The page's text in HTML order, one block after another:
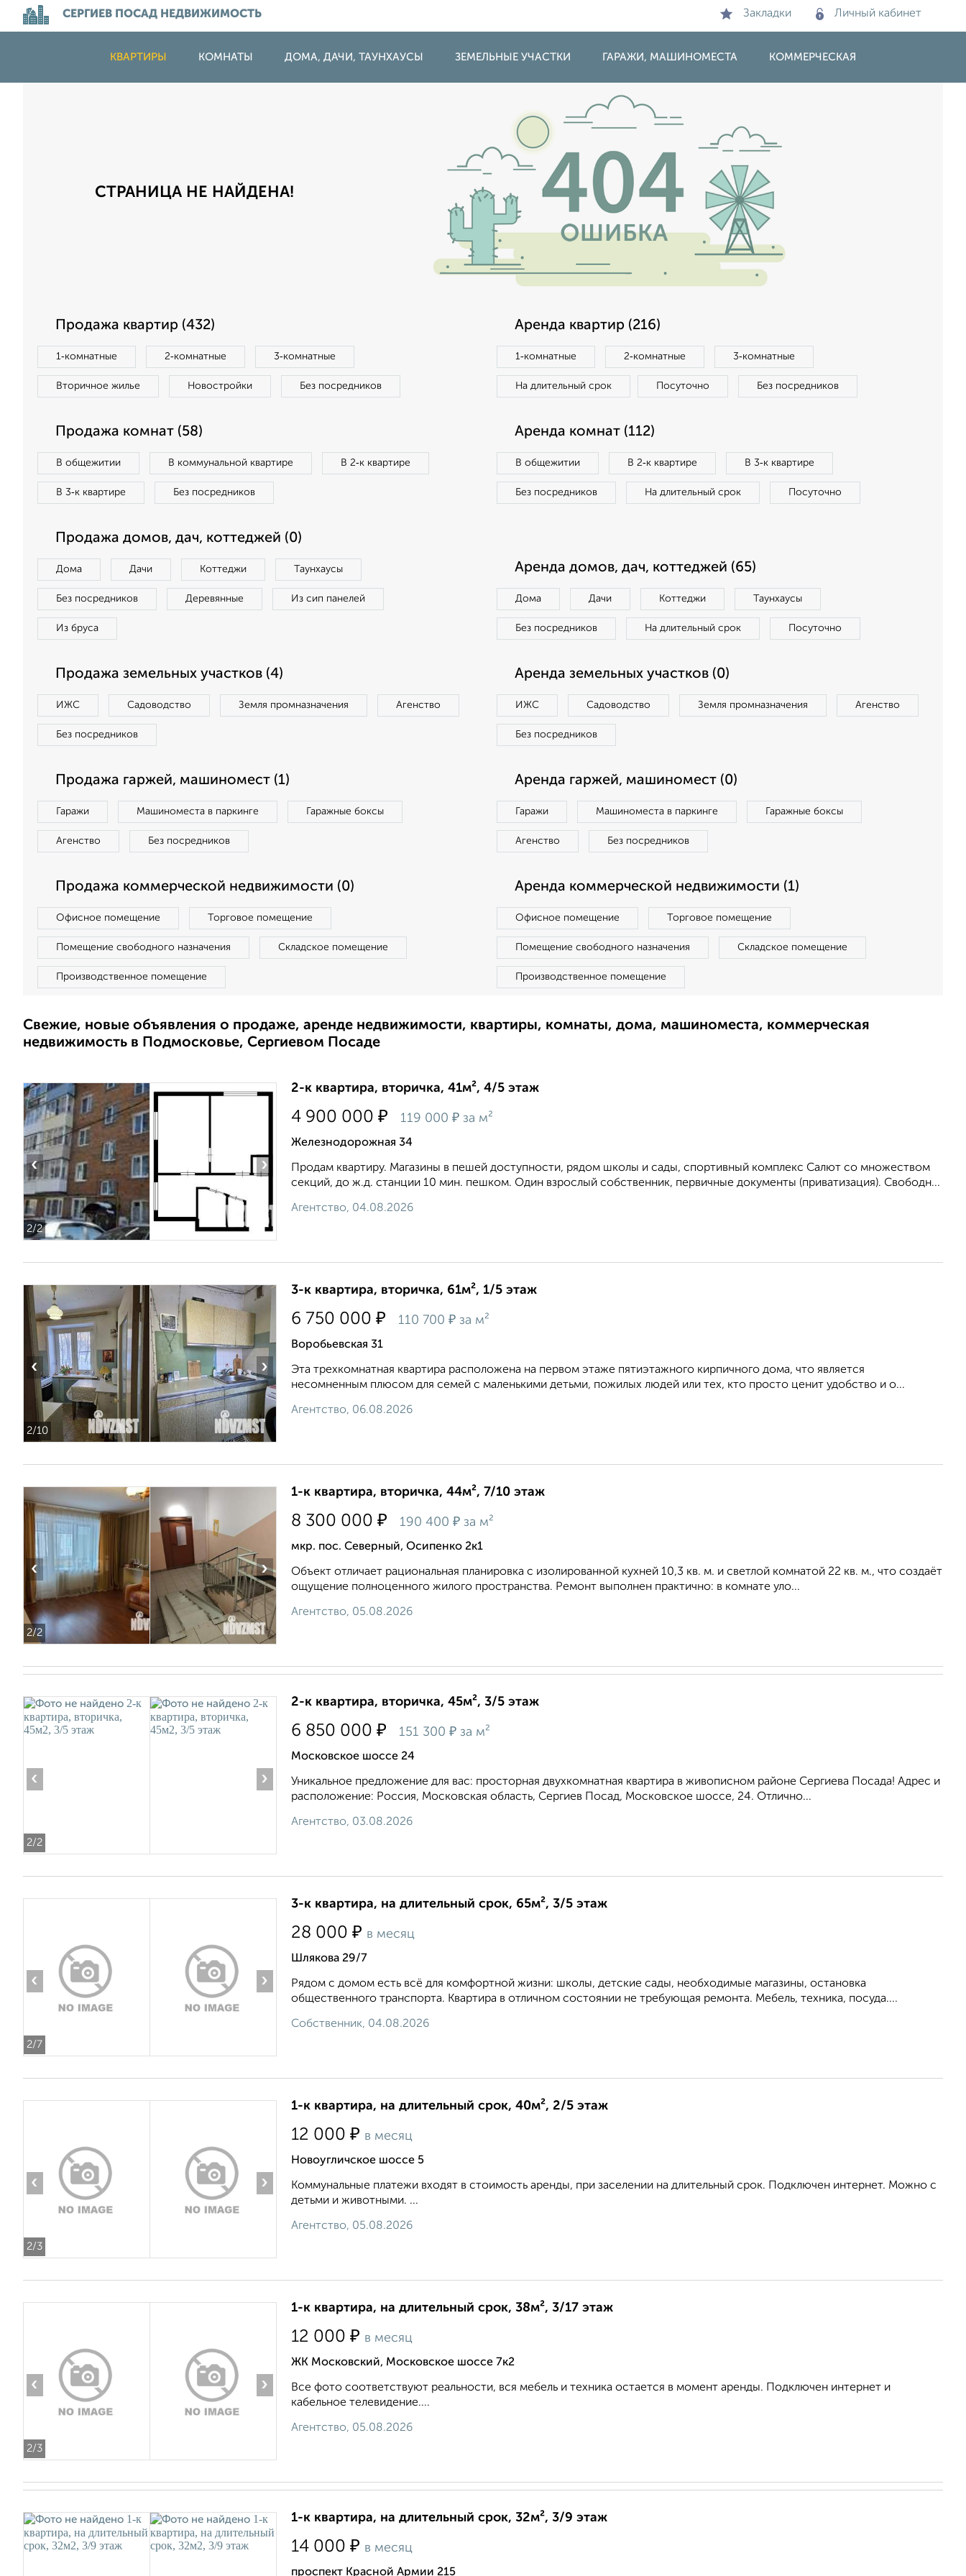
СЕРГИЕВ ПОСАД НЕДВИЖИМОСТЬ Закладки Личный кабинет
КВАРТИРЫ КОМНАТЫ ДОМА, ДАЧИ, ТАУНХАУСЫ ЗЕМЕЛЬНЫЕ УЧАСТКИ ГАРАЖИ, МАШИНОМЕСТА КОММЕРЧЕСКАЯ
СТРАНИЦА НЕ НАЙДЕНА!
Продажа квартир (432)
1‑комнатные 2‑комнатные 3‑комнатные
Вторичное жилье Новостройки Без посредников
Аренда квартир (216)
1‑комнатные 2‑комнатные 3‑комнатные
На длительный срок Посуточно Без посредников
Продажа комнат (58)
В общежитии В коммунальной квартире В 2‑к квартире
В 3‑к квартире Без посредников
Аренда комнат (112)
В общежитии В 2‑к квартире В 3‑к квартире
Без посредников На длительный срок Посуточно
Продажа домов, дач, коттеджей (0)
Дома Дачи Коттеджи Таунхаусы
Без посредников Деревянные Из сип панелей
Из бруса
Аренда домов, дач, коттеджей (65)
Дома Дачи Коттеджи Таунхаусы
Без посредников На длительный срок Посуточно
Продажа земельных участков (4)
ИЖС Садоводство Земля промназначения Агенство
Без посредников
Аренда земельных участков (0)
ИЖС Садоводство Земля промназначения Агенство
Без посредников
Продажа гаржей, машиномест (1)
Гаражи Машиноместа в паркинге Гаражные боксы
Агенство Без посредников
Аренда гаржей, машиномест (0)
Гаражи Машиноместа в паркинге Гаражные боксы
Агенство Без посредников
Продажа коммерческой недвижимости (0)
Офисное помещение Торговое помещение
Помещение свободного назначения Складское помещение
Производственное помещение
Аренда коммерческой недвижимости (1)
Офисное помещение Торговое помещение
Помещение свободного назначения Складское помещение
Производственное помещение
Свежие, новые объявления о продаже, аренде недвижимости, квартиры, комнаты, дома, машиноместа, коммерческая
недвижимость в Подмосковье, Сергиевом Посаде
2/2
‹ ›
2-к квартира, вторичка, 41м², 4/5 этаж
4 900 000 ₽ 119 000 ₽ за м²
Железнодорожная 34
Продам квартиру. Магазины в пешей доступности, рядом школы и сады, спортивный комплекс Салют со множеством
секций, до ж.д. станции 10 мин. пешком. Один взрослый собственник, первичные документы (приватизация). Свободн...
Агентство, 04.08.2026
2/10
‹ ›
3-к квартира, вторичка, 61м², 1/5 этаж
6 750 000 ₽ 110 700 ₽ за м²
Воробьевская 31
Эта трехкомнатная квартира расположена на первом этаже пятиэтажного кирпичного дома, что является
несомненным плюсом для семей с маленькими детьми, пожилых людей или тех, кто просто ценит удобство и о...
Агентство, 06.08.2026
2/2
‹ ›
1-к квартира, вторичка, 44м², 7/10 этаж
8 300 000 ₽ 190 400 ₽ за м²
мкр. пос. Северный, Осипенко 2к1
Объект отличает рациональная планировка с изолированной кухней 10,3 кв. м. и светлой комнатой 22 кв. м., что создаёт
ощущение полноценного жилого пространства. Ремонт выполнен практично: в комнате уло...
Агентство, 05.08.2026
2/2
‹ ›
2-к квартира, вторичка, 45м², 3/5 этаж
6 850 000 ₽ 151 300 ₽ за м²
Московское шоссе 24
Уникальное предложение для вас: просторная двухкомнатная квартира в живописном районе Сергиева Посада! Адрес и
расположение: Россия, Московская область, Сергиев Посад, Московское шоссе, 24. Отлично...
Агентство, 03.08.2026
2/7
‹ ›
3-к квартира, на длительный срок, 65м², 3/5 этаж
28 000 ₽ в месяц
Шлякова 29/7
Рядом с домом есть всё для комфортной жизни: школы, детские сады, необходимые магазины, остановка
общественного транспорта. Квартира в отличном состоянии не требующая ремонта. Мебель, техника, посуда....
Собственник, 04.08.2026
2/3
‹ ›
1-к квартира, на длительный срок, 40м², 2/5 этаж
12 000 ₽ в месяц
Новоугличское шоссе 5
Коммунальные платежи входят в стоимость аренды, при заселении на длительный срок. Подключен интернет. Можно с
детьми и животными. ...
Агентство, 05.08.2026
2/3
‹ ›
1-к квартира, на длительный срок, 38м², 3/17 этаж
12 000 ₽ в месяц
ЖК Московский, Московское шоссе 7к2
Все фото соответствуют реальности, вся мебель и техника остается в момент аренды. Подключен интернет и
кабельное телевидение....
Агентство, 05.08.2026
1-к квартира, на длительный срок, 32м², 3/9 этаж
14 000 ₽ в месяц
проспект Красной Армии 215